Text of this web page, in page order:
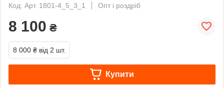
Код: Арт. 1801-4_5_3_1
Опт і роздріб
8 100 ₴
8 000 ₴ від 2 шт.
Купити